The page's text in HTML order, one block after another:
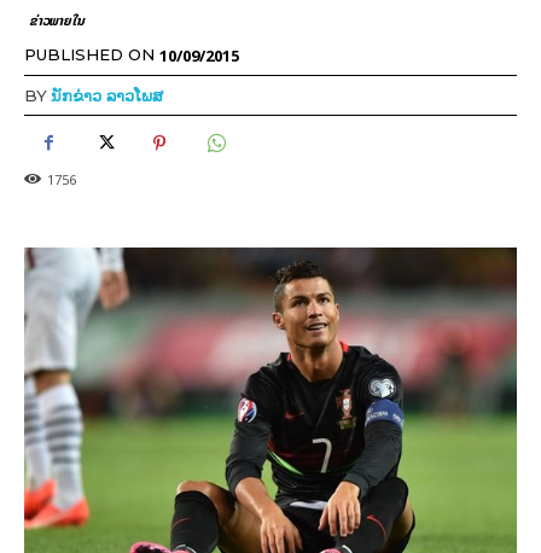
ຂ່າວພາຍ​ໃນ
PUBLISHED ON 10/09/2015
BYນັກຂ່າວ ລາວໂພສ
1756